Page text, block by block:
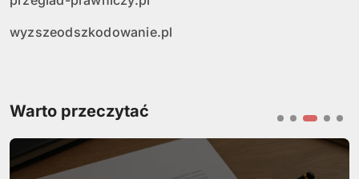
wyzszeodszkodowanie.pl
Warto przeczytać